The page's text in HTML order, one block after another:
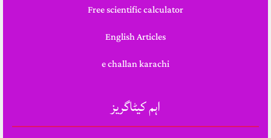
Free scientific calculator
English Articles
e challan karachi
اہم کیٹاگریز